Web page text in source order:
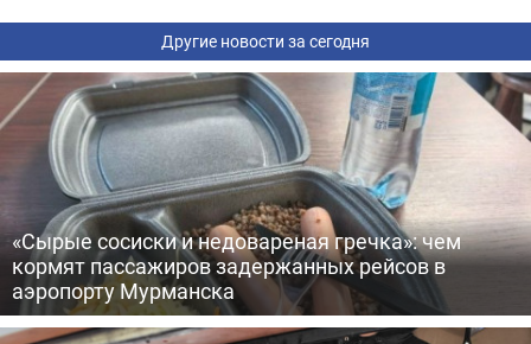
Другие новости за сегодня
«Сырые сосиски и недовареная гречка»: чем
кормят пассажиров задержанных рейсов в
аэропорту Мурманска